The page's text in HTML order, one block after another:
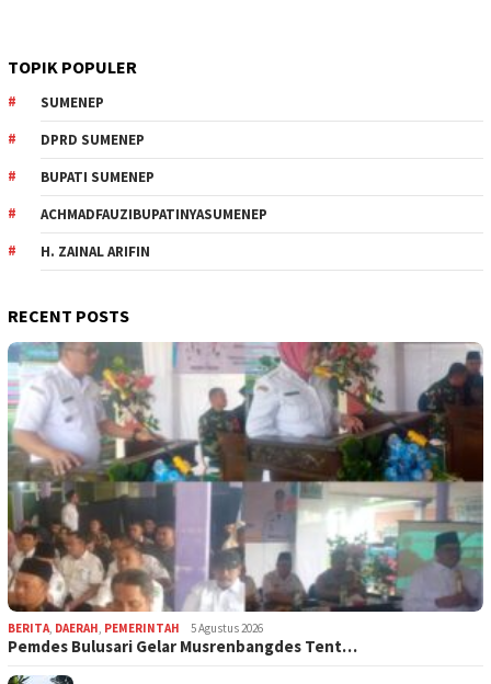
TOPIK POPULER
SUMENEP
DPRD SUMENEP
BUPATI SUMENEP
ACHMADFAUZIBUPATINYASUMENEP
H. ZAINAL ARIFIN
RECENT POSTS
BERITA, DAERAH, PEMERINTAH 5 Agustus 2026
Pemdes Bulusari Gelar Musrenbangdes Tent…